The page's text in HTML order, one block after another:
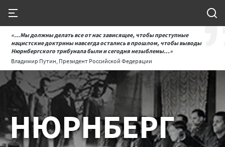
«...Мы должны делать все от нас зависящее, чтобы преступные
нацистские доктрины навсегда остались в прошлом, чтобы выводы
Нюрнбергского трибунала были и сегодня незыблемы...»
Владимир Путин, Президент Российской Федерации
НЮРНБЕРГ